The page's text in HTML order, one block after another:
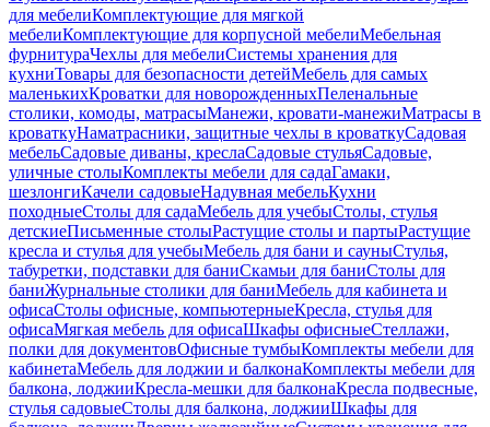
для мебелиКомплектующие для мягкой
мебелиКомплектующие для корпусной мебелиМебельная
фурнитураЧехлы для мебелиСистемы хранения для
кухниТовары для безопасности детейМебель для самых
маленькихКроватки для новорожденныхПеленальные
столики, комоды, матрасыМанежи, кровати-манежиМатрасы в
кроваткуНаматрасники, защитные чехлы в кроваткуСадовая
мебельСадовые диваны, креслаСадовые стульяСадовые,
уличные столыКомплекты мебели для садаГамаки,
шезлонгиКачели садовыеНадувная мебельКухни
походныеСтолы для садаМебель для учебыСтолы, стулья
детскиеПисьменные столыРастущие столы и партыРастущие
кресла и стулья для учебыМебель для бани и сауныСтулья,
табуретки, подставки для баниСкамьи для баниСтолы для
баниЖурнальные столики для баниМебель для кабинета и
офисаСтолы офисные, компьютерныеКресла, стулья для
офисаМягкая мебель для офисаШкафы офисныеСтеллажи,
полки для документовОфисные тумбыКомплекты мебели для
кабинетаМебель для лоджии и балконаКомплекты мебели для
балкона, лоджииКресла-мешки для балконаКресла подвесные,
стулья садовыеСтолы для балкона, лоджииШкафы для